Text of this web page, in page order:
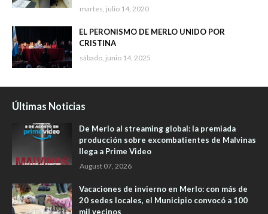
martes, julio 14, 2020
EL PERONISMO DE MERLO UNIDO POR
CRISTINA
sábado, junio 14, 2025
Últimas Noticias
De Merlo al streaming global: la premiada
producción sobre excombatientes de Malvinas
llega a Prime Video
August 07, 2026
Vacaciones de invierno en Merlo: con más de
20 sedes locales, el Municipio convocó a 100
mil vecinos